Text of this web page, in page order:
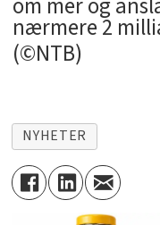
nærmere 2
(©NTB)
NYHETER